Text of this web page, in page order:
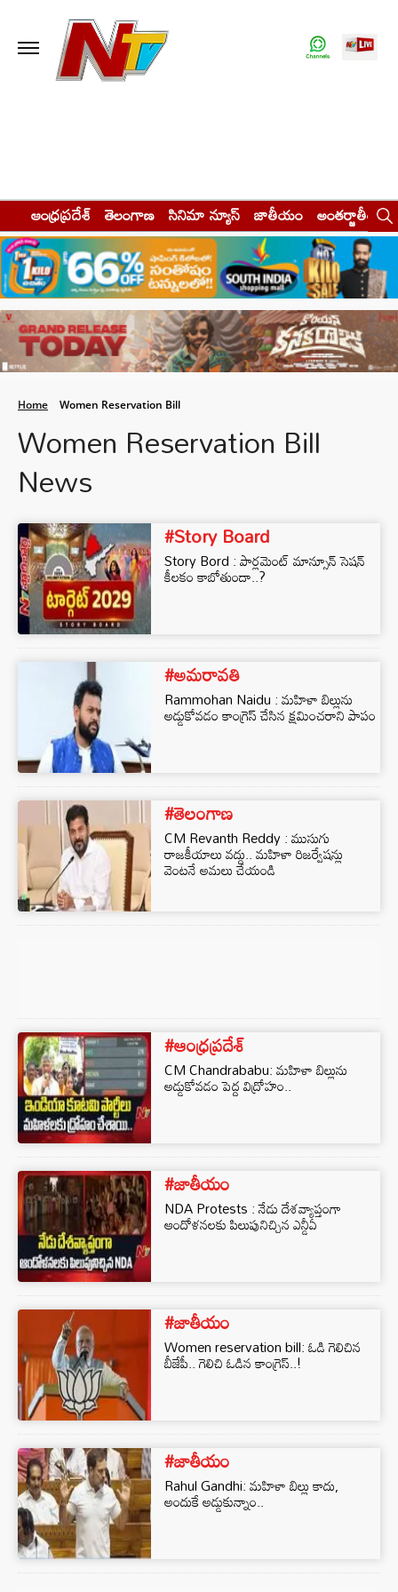
ఆంధ్రప్రదేశ్ తెలంగాణ సినిమా న్యూస్ జాతీయం అంతర్జాతీయం
Home Women Reservation Bill
Women Reservation Bill
News
#Story Board
Story Bord : పార్లమెంట్ మాన్సూన్ సెషన్
కీలకం కాబోతుందా..?
#అమరావతి
Rammohan Naidu : మహిళా బిల్లును
అడ్డుకోవడం కాంగ్రెస్ చేసిన క్షమించరాని పాపం
#తెలంగాణ
CM Revanth Reddy : ముసుగు
రాజకీయాలు వద్దు.. మహిళా రిజర్వేషన్లు
వెంటనే అమలు చేయండి
#ఆంధ్రప్రదేశ్
CM Chandrababu: మహిళా బిల్లును
అడ్డుకోవడం పెద్ద విద్రోహం..
#జాతీయం
NDA Protests : నేడు దేశవ్యాప్తంగా
ఆందోళనలకు పిలుపునిచ్చిన ఎన్డీఏ
#జాతీయం
Women reservation bill: ఓడి గెలిచిన
బీజేపీ.. గెలిచి ఓడిన కాంగ్రెస్..!
#జాతీయం
Rahul Gandhi: మహిళా బిల్లు కాదు,
అందుకే అడ్డుకున్నాం..